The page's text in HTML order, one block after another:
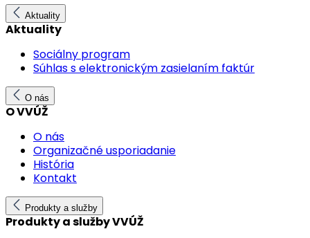
Aktuality
Aktuality
Sociálny program
Súhlas s elektronickým zasielaním faktúr
O nás
O VVÚŽ
O nás
Organizačné usporiadanie
História
Kontakt
Produkty a služby
Produkty a služby VVÚŽ